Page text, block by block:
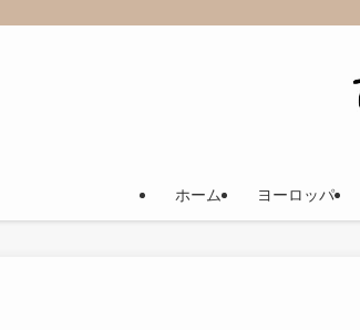
ホーム ヨーロッパ